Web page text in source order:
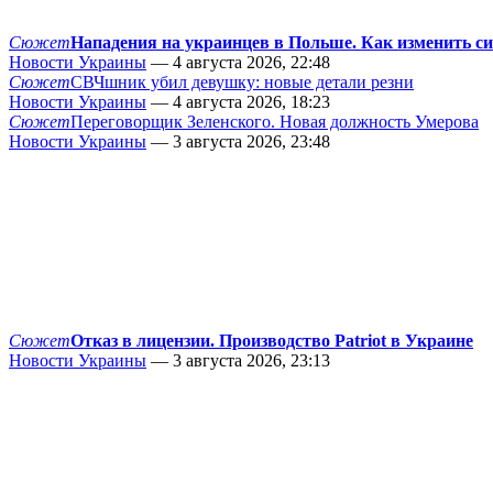
СюжетНападения на украинцев в Польше. Как изменить
Новости Украины — 4 августа 2026, 22:48
СюжетСВЧшник убил девушку: новые детали резни
Новости Украины — 4 августа 2026, 18:23
СюжетПереговорщик Зеленского. Новая должность Умерова
Новости Украины — 3 августа 2026, 23:48
СюжетОтказ в лицензии. Производство Patriot в Украине
Новости Украины — 3 августа 2026, 23:13